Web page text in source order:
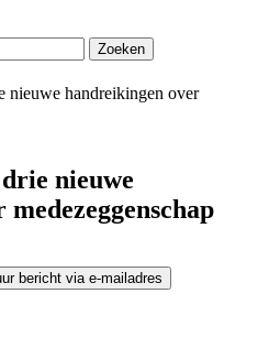
nieuwe handreikingen over
nieuwe
bericht via e-mailadres